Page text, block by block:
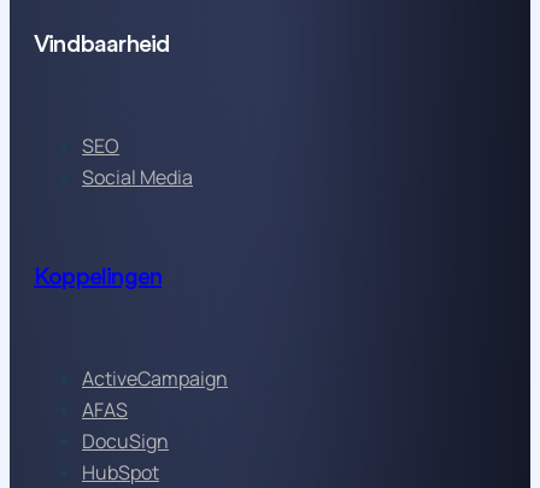
Vindbaarheid
SEO
Social Media
Koppelingen
ActiveCampaign
AFAS
DocuSign
HubSpot